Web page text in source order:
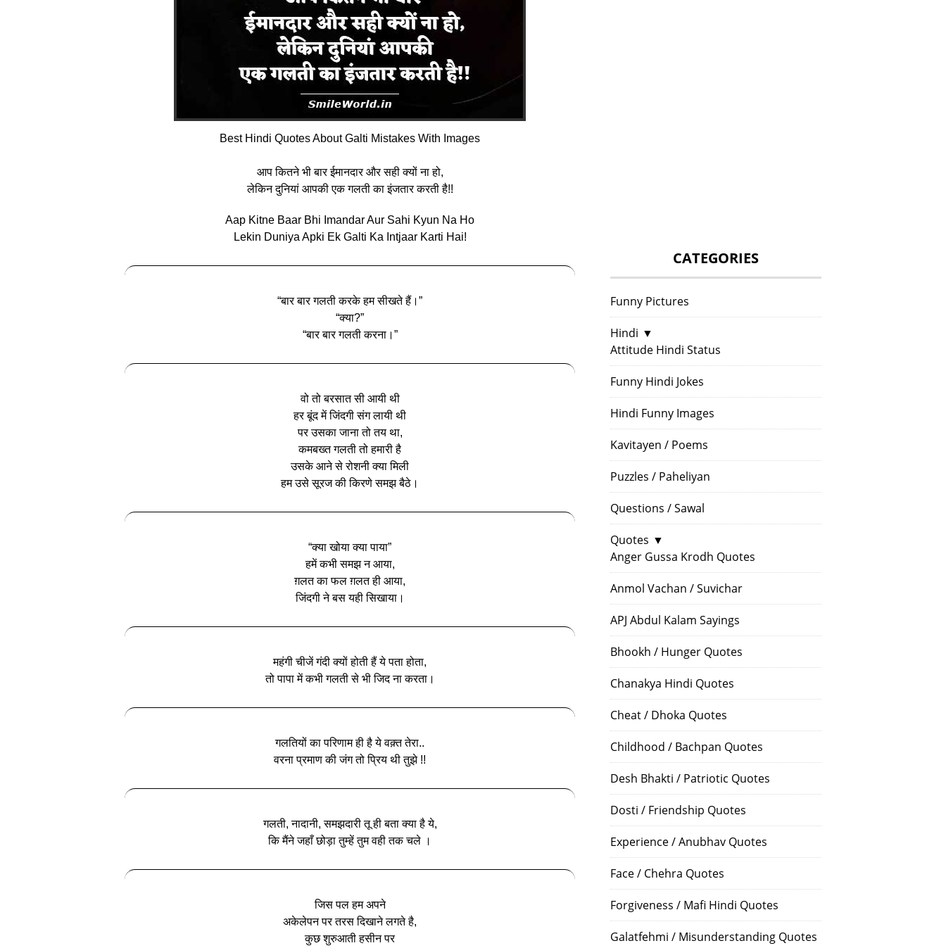
Best Hindi Quotes About Galti Mistakes With Images
आप कितने भी बार ईमानदार और सही क्यों ना हो,
लेकिन दुनियां आपकी एक गलती का इंजतार करती है!!
Aap Kitne Baar Bhi Imandar Aur Sahi Kyun Na Ho
Lekin Duniya Apki Ek Galti Ka Intjaar Karti Hai!
“बार बार गलती करके हम सीखते हैं।”
“क्या?”
“बार बार गलती करना।”
वो तो बरसात सी आयी थी
हर बूंद में जिंदगी संग लायी थी
पर उसका जाना तो तय था,
कमबख्त गलती तो हमारी है
उसके आने से रोशनी क्या मिली
हम उसे सूरज की किरणे समझ बैठे।
“क्या खोया क्या पाया”
हमें कभी समझ न आया,
ग़लत का फल ग़लत ही आया,
जिंदगी ने बस यही सिखाया।
महंगी चीजें गंदी क्यों होती हैं ये पता होता,
तो पापा में कभी गलती से भी जिद ना करता।
गलतियों का परिणाम ही है ये वक़्त तेरा..
वरना प्रमाण की जंग तो प्रिय थी तुझे !!
गलती, नादानी, समझदारी तू ही बता क्या है ये,
कि मैंने जहाँ छोड़ा तुम्हें तुम वही तक चले ।
जिस पल हम अपने
अकेलेपन पर तरस दिखाने लगते है,
कुछ शुरुआती हसीन पर
CATEGORIES
Funny Pictures
Hindi ▼
Attitude Hindi Status
Funny Hindi Jokes
Hindi Funny Images
Kavitayen / Poems
Puzzles / Paheliyan
Questions / Sawal
Quotes ▼
Anger Gussa Krodh Quotes
Anmol Vachan / Suvichar
APJ Abdul Kalam Sayings
Bhookh / Hunger Quotes
Chanakya Hindi Quotes
Cheat / Dhoka Quotes
Childhood / Bachpan Quotes
Desh Bhakti / Patriotic Quotes
Dosti / Friendship Quotes
Experience / Anubhav Quotes
Face / Chehra Quotes
Forgiveness / Mafi Hindi Quotes
Galatfehmi / Misunderstanding Quotes